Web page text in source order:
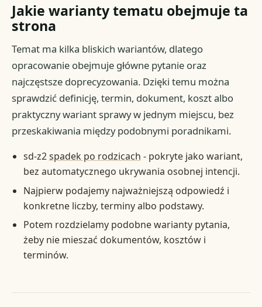
Jakie warianty tematu obejmuje ta
strona
Temat ma kilka bliskich wariantów, dlatego
opracowanie obejmuje główne pytanie oraz
najczęstsze doprecyzowania. Dzięki temu można
sprawdzić definicję, termin, dokument, koszt albo
praktyczny wariant sprawy w jednym miejscu, bez
przeskakiwania między podobnymi poradnikami.
sd-z2spadek po rodzicach - pokryte jako wariant,
bez automatycznego ukrywania osobnej intencji.
Najpierw podajemy najważniejszą odpowiedź i
konkretne liczby, terminy albo podstawy.
Potem rozdzielamy podobne warianty pytania,
żeby nie mieszać dokumentów, kosztów i
terminów.